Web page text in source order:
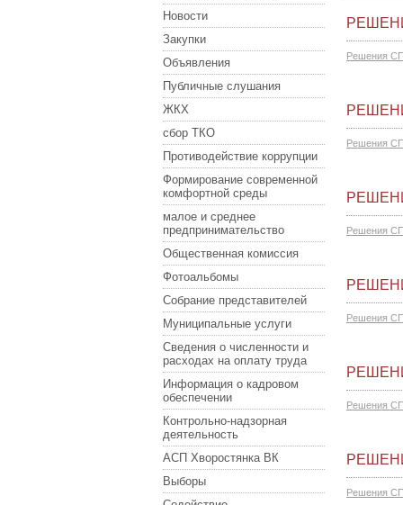
Новости
Закупки
Объявления
Публичные слушания
ЖКХ
сбор ТКО
Противодействие коррупции
Формирование современной
комфортной среды
малое и среднее
предпринимательство
Общественная комиссия
Фотоальбомы
Собрание представителей
Муниципальные услуги
Сведения о численности и
расходах на оплату труда
Информация о кадровом
обеспечении
Контрольно-надзорная
деятельность
АСП Хворостянка ВК
Выборы
Решения
Решения
Решения
Решения
Решения
Решения